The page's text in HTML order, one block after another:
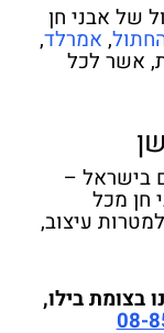
של אבני חן
, אמרלד,
אשר לכל
בישראל –
חן מכל
עיצוב,
בצומת בילו,
08-